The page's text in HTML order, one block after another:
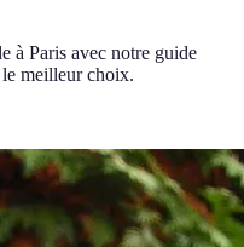
à Paris avec notre guide
meilleur choix.